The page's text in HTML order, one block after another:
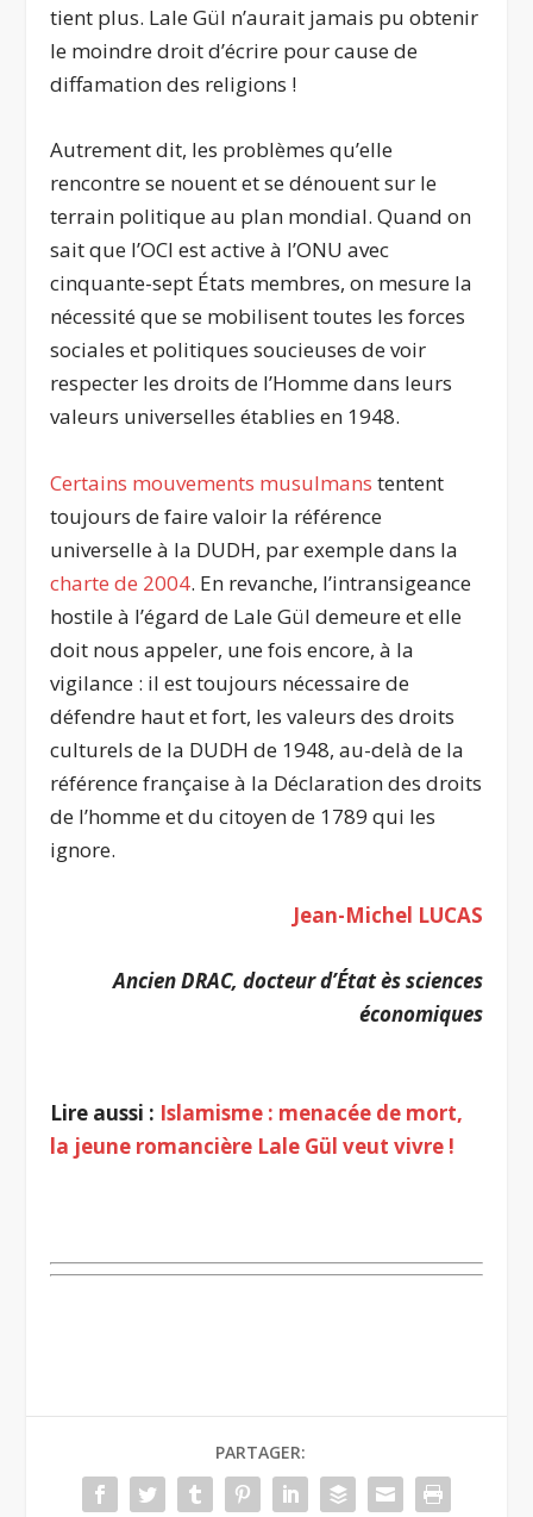
tient plus. Lale Gül n’aurait jamais pu obtenir
le moindre droit d’écrire pour cause de
diffamation des religions !
Autrement dit, les problèmes qu’elle
rencontre se nouent et se dénouent sur le
terrain politique au plan mondial. Quand on
sait que l’OCI est active à l’ONU avec
cinquante-sept États membres, on mesure la
nécessité que se mobilisent toutes les forces
sociales et politiques soucieuses de voir
respecter les droits de l’Homme dans leurs
valeurs universelles établies en 1948.
Certains mouvements musulmans tentent
toujours de faire valoir la référence
universelle à la DUDH, par exemple dans la
charte de 2004. En revanche, l’intransigeance
hostile à l’égard de Lale Gül demeure et elle
doit nous appeler, une fois encore, à la
vigilance : il est toujours nécessaire de
défendre haut et fort, les valeurs des droits
culturels de la DUDH de 1948, au-delà de la
référence française à la Déclaration des droits
de l’homme et du citoyen de 1789 qui les
ignore.
Jean-Michel LUCAS
Ancien DRAC, docteur d’État ès sciences
économiques
Lire aussi : Islamisme : menacée de mort,
la jeune romancière Lale Gül veut vivre !
PARTAGER: